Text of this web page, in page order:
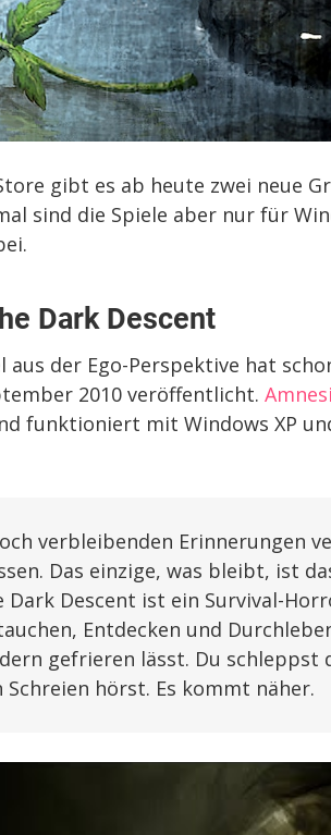
gibt es ab heute zwei neue
sind die Spiele aber nur für
Dark Descent
aus der Ego-Perspektive hat
2010 veröffentlicht.
funktioniert mit Windows XP
verbleibenden Erinnerungen
Das einzige, was bleibt, ist
Dark Descent ist ein Survival-
Entdecken und
gefrieren lässt. Du schleppst
Schreien hörst. Es kommt näher.